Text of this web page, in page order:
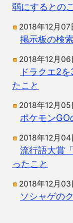
弱にするとの
2018年12月07
掲示板の検
2018年12月06
ドラクエ2
たこと
2018年12月05
ポケモンGO
2018年12月04
流行語大賞
ったこと
2018年12月03
ソシャゲの